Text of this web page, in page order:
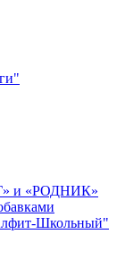
и «РОДНИК»
Школьный"